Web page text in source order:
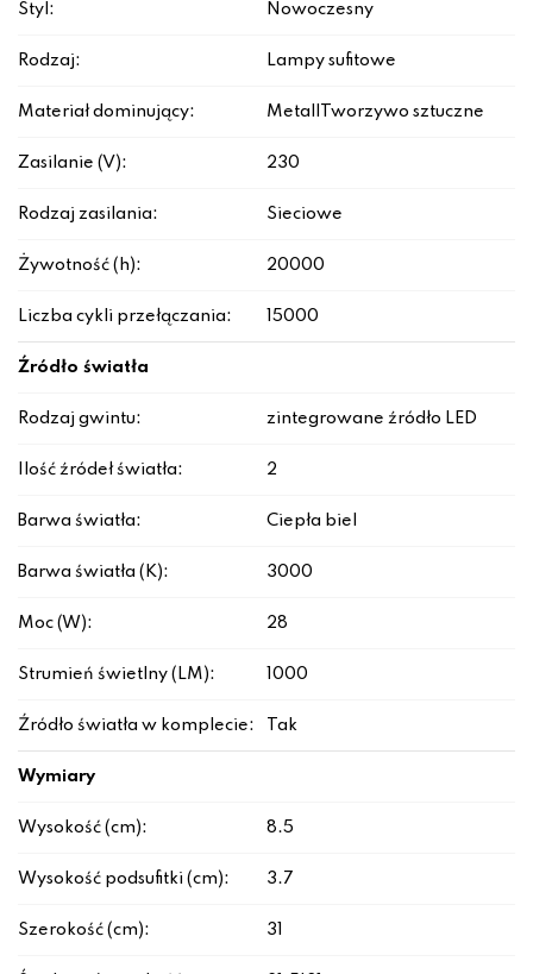
Styl: Nowoczesny
Rodzaj: Lampy sufitowe
Materiał dominujący: Metal|Tworzywo sztuczne
Zasilanie (V): 230
Rodzaj zasilania: Sieciowe
Żywotność (h): 20000
Liczba cykli przełączania: 15000
Źródło światła
Rodzaj gwintu: zintegrowane źródło LED
Ilość źródeł światła: 2
Barwa światła: Ciepła biel
Barwa światła (K): 3000
Moc (W): 28
Strumień świetlny (LM): 1000
Źródło światła w komplecie: Tak
Wymiary
Wysokość (cm): 8.5
Wysokość podsufitki (cm): 3.7
Szerokość (cm): 31